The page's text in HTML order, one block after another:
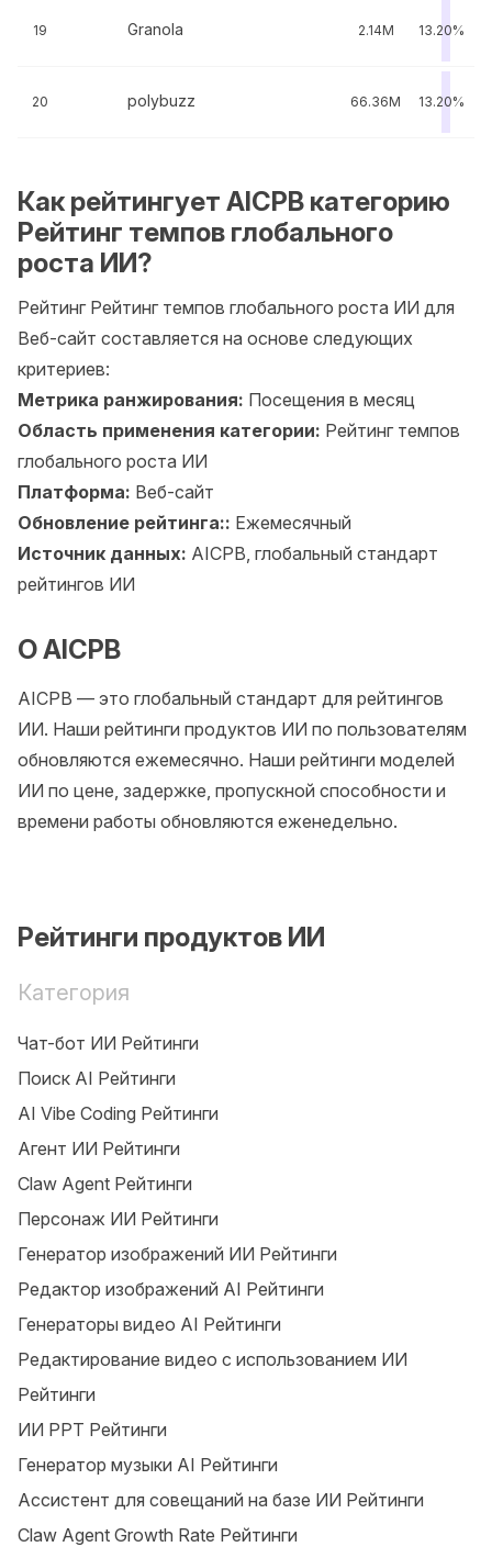
19 Granola 2.14M 13.20%
20 polybuzz 66.36M 13.20%
Как рейтингует AICPB категорию
Рейтинг темпов глобального
роста ИИ?
Рейтинг Рейтинг темпов глобального роста ИИ для
Веб-сайт составляется на основе следующих
критериев:
Метрика ранжирования: Посещения в месяц
Область применения категории: Рейтинг темпов
глобального роста ИИ
Платформа: Веб-сайт
Обновление рейтинга:: Ежемесячный
Источник данных: AICPB, глобальный стандарт
рейтингов ИИ
О AICPB
AICPB — это глобальный стандарт для рейтингов
ИИ. Наши рейтинги продуктов ИИ по пользователям
обновляются ежемесячно. Наши рейтинги моделей
ИИ по цене, задержке, пропускной способности и
времени работы обновляются еженедельно.
Рейтинги продуктов ИИ
Категория
Чат-бот ИИ Рейтинги
Поиск AI Рейтинги
AI Vibe Coding Рейтинги
Агент ИИ Рейтинги
Claw Agent Рейтинги
Персонаж ИИ Рейтинги
Генератор изображений ИИ Рейтинги
Редактор изображений AI Рейтинги
Генераторы видео AI Рейтинги
Редактирование видео с использованием ИИ
Рейтинги
ИИ PPT Рейтинги
Генератор музыки AI Рейтинги
Ассистент для совещаний на базе ИИ Рейтинги
Claw Agent Growth Rate Рейтинги